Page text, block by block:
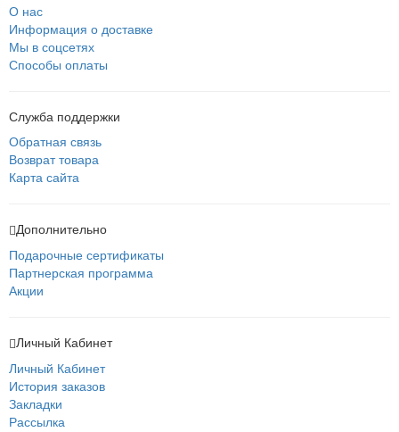
О нас
Информация о доставке
Мы в соцсетях
Способы оплаты
Служба поддержки
Обратная связь
Возврат товара
Карта сайта
Дополнительно
Подарочные сертификаты
Партнерская программа
Акции
Личный Кабинет
Личный Кабинет
История заказов
Закладки
Рассылка